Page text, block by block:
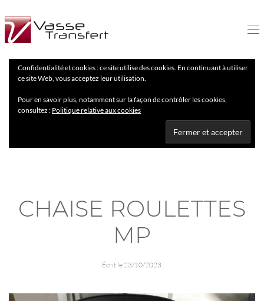
Confidentialité et cookies : ce site utilise des cookies. En continuant à utiliser
ce site Web, vous acceptez leur utilisation.
Pour en savoir plus, notamment sur la façon de contrôler les cookies,
consultez : Politique relative aux cookies
CHAISE ROULETTES
MP
Écrit le 23/10/2023.